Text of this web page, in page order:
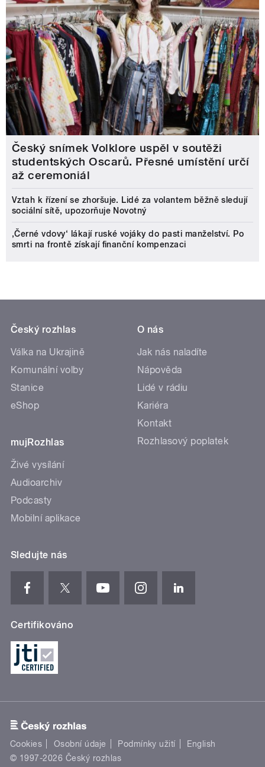
Český snímek Volklore uspěl v soutěži
studentských Oscarů. Přesné umístění určí
až ceremoniál
Vztah k řízení se zhoršuje. Lidé za volantem běžně sledují
sociální sítě, upozorňuje Novotný
‚Černé vdovy‘ lákají ruské vojáky do pasti manželství. Po
smrti na frontě získají finanční kompenzaci
Český rozhlas
Válka na Ukrajině
Komunální volby
Stanice
eShop
mujRozhlas
Živé vysílání
Audioarchiv
Podcasty
Mobilní aplikace
O nás
Jak nás naladíte
Nápověda
Lidé v rádiu
Kariéra
Kontakt
Rozhlasový poplatek
Sledujte nás
Certifikováno
Cookies Osobní údaje Podmínky užití
English
© 1997-2026 Český rozhlas